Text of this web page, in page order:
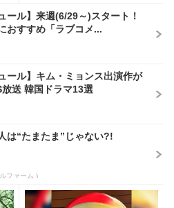
ール】来週(6/29～)スタート！
おすすめ「ラブコメ...
ール】キム・ミョンス出演作が
送 韓国ドラマ13選
は“たまたま”じゃない?!
ファーム )